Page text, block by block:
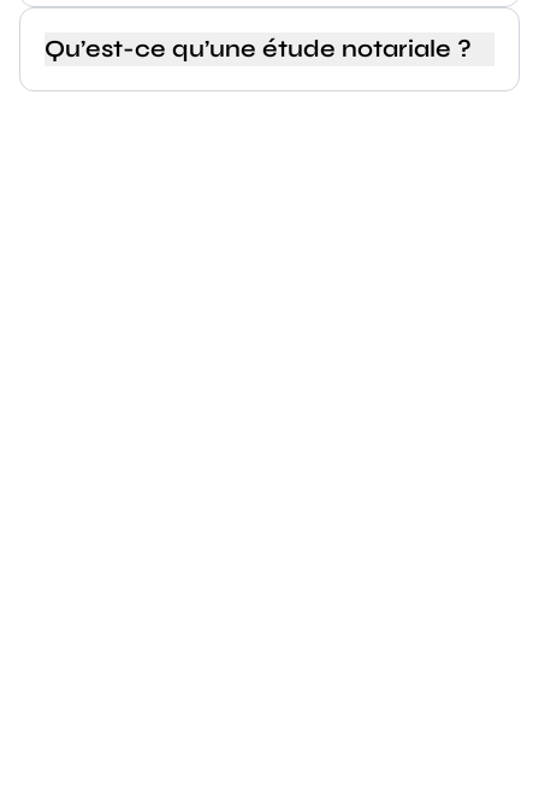
Qu’est-ce qu’une étude notariale ?